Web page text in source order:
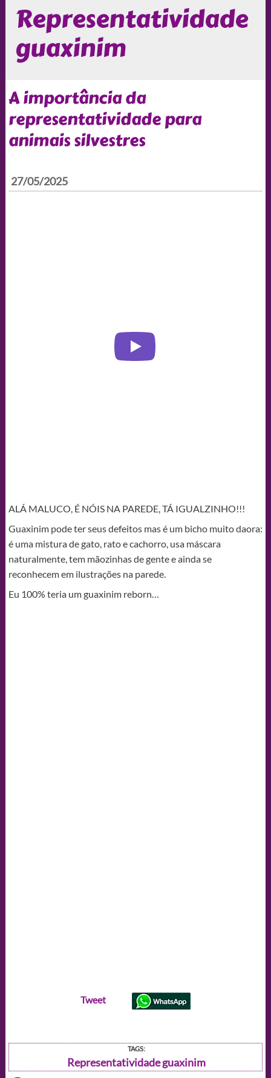
Representatividade
guaxinim
A importância da
representatividade para
animais silvestres
27/05/2025
ALÁ MALUCO, É NÓIS NA PAREDE, TÁ IGUALZINHO!!!
Guaxinim pode ter seus defeitos mas é um bicho muito daora:
é uma mistura de gato, rato e cachorro, usa máscara
naturalmente, tem mãozinhas de gente e ainda se
reconhecem em ilustrações na parede.
Eu 100% teria um guaxinim reborn…
Tweet
TAGS:
Representatividade guaxinim